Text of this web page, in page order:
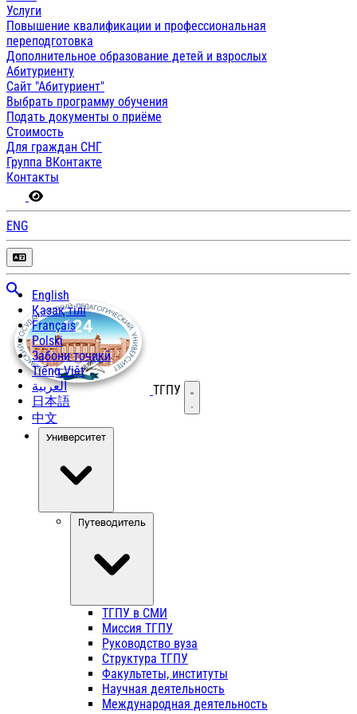
Услуги
Повышение квалификации и профессиональная
переподготовка
Дополнительное образование детей и взрослых
Абитуриенту
Сайт "Абитуриент"
Выбрать программу обучения
Подать документы о приёме
Стоимость
Для граждан СНГ
Группа ВКонтакте
Контакты
ENG
English
Қазақ тілі
Français
Polski
Забони тоҷикӣ
Tiếng Việt
العربية
日本語
中文
ТГПУ Открыть меню
Университет
Путеводитель
ТГПУ в СМИ
Миссия ТГПУ
Руководство вуза
Структура ТГПУ
Факультеты, институты
Научная деятельность
Международная деятельность